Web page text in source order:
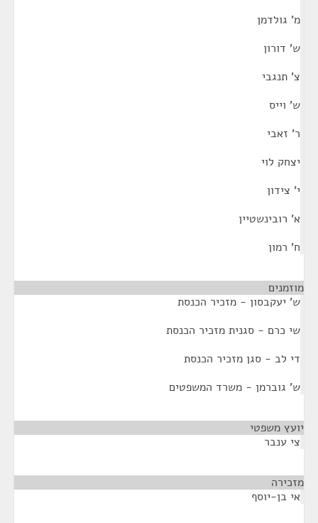
מ' גולדמן
ש' דורון
צ' תנגבי
ש' וייס
ר' זאבי
יצחק לוי
י' צידון
א' רובינשטיין
ח' רמון
מוזמנים
ש' יעקבסון - מזכיר הכנסת
שי כרם - סגנית מזכיר הכנסת
די לב - סגן מזכיר הכנסת
ש' גוברמן - משרד המשפטים
יועץ משפטי
צי ענבר
מזכירה
אי בן-יוסף